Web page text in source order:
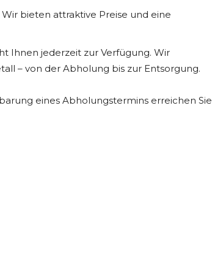
bieten attraktive Preise und eine
Ihnen jederzeit zur Verfügung. Wir
– von der Abholung bis zur Entsorgung.
eines Abholungstermins erreichen Sie